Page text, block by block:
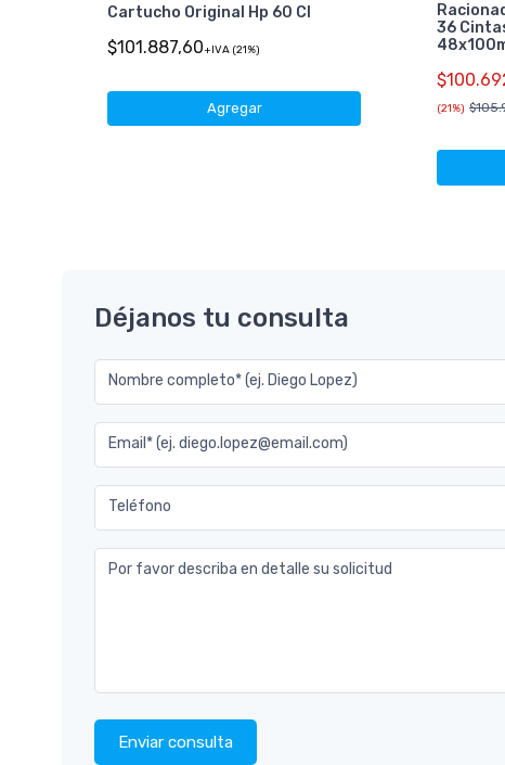
Cartucho Original Hp 60 Cl
$101.887,60+IVA (21%)
Agregar
36
(21%)
Déjanos tu consulta
Nombre completo* (ej. Diego Lopez)
Email* (ej. diego.lopez@email.com)
Teléfono
Por favor describa en detalle su solicitud
Enviar consulta